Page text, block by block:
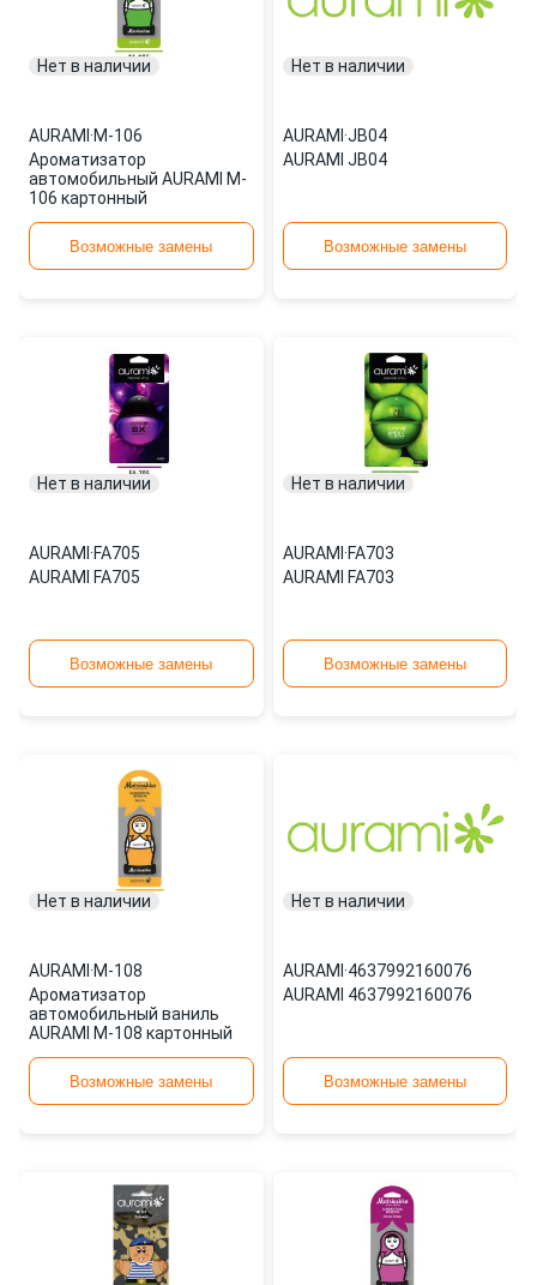
Нет в наличии
AURAMI ·M-106
Ароматизатор
автомобильный AURAMI M-
106 картонный
Возможные замены
Нет в наличии
AURAMI ·JB04
AURAMI JB04
Возможные замены
Нет в наличии
AURAMI ·FA705
AURAMI FA705
Возможные замены
Нет в наличии
AURAMI ·FA703
AURAMI FA703
Возможные замены
Нет в наличии
AURAMI ·M-108
Ароматизатор
автомобильный ваниль
AURAMI M-108 картонный
Возможные замены
Нет в наличии
AURAMI ·4637992160076
AURAMI 4637992160076
Возможные замены